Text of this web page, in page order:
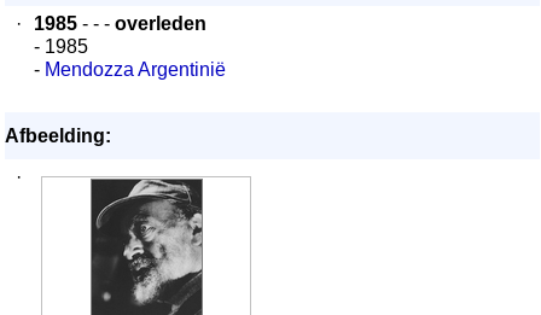
·
1985 - - - overleden
- 1985
- Mendozza Argentinië
Afbeelding:
·